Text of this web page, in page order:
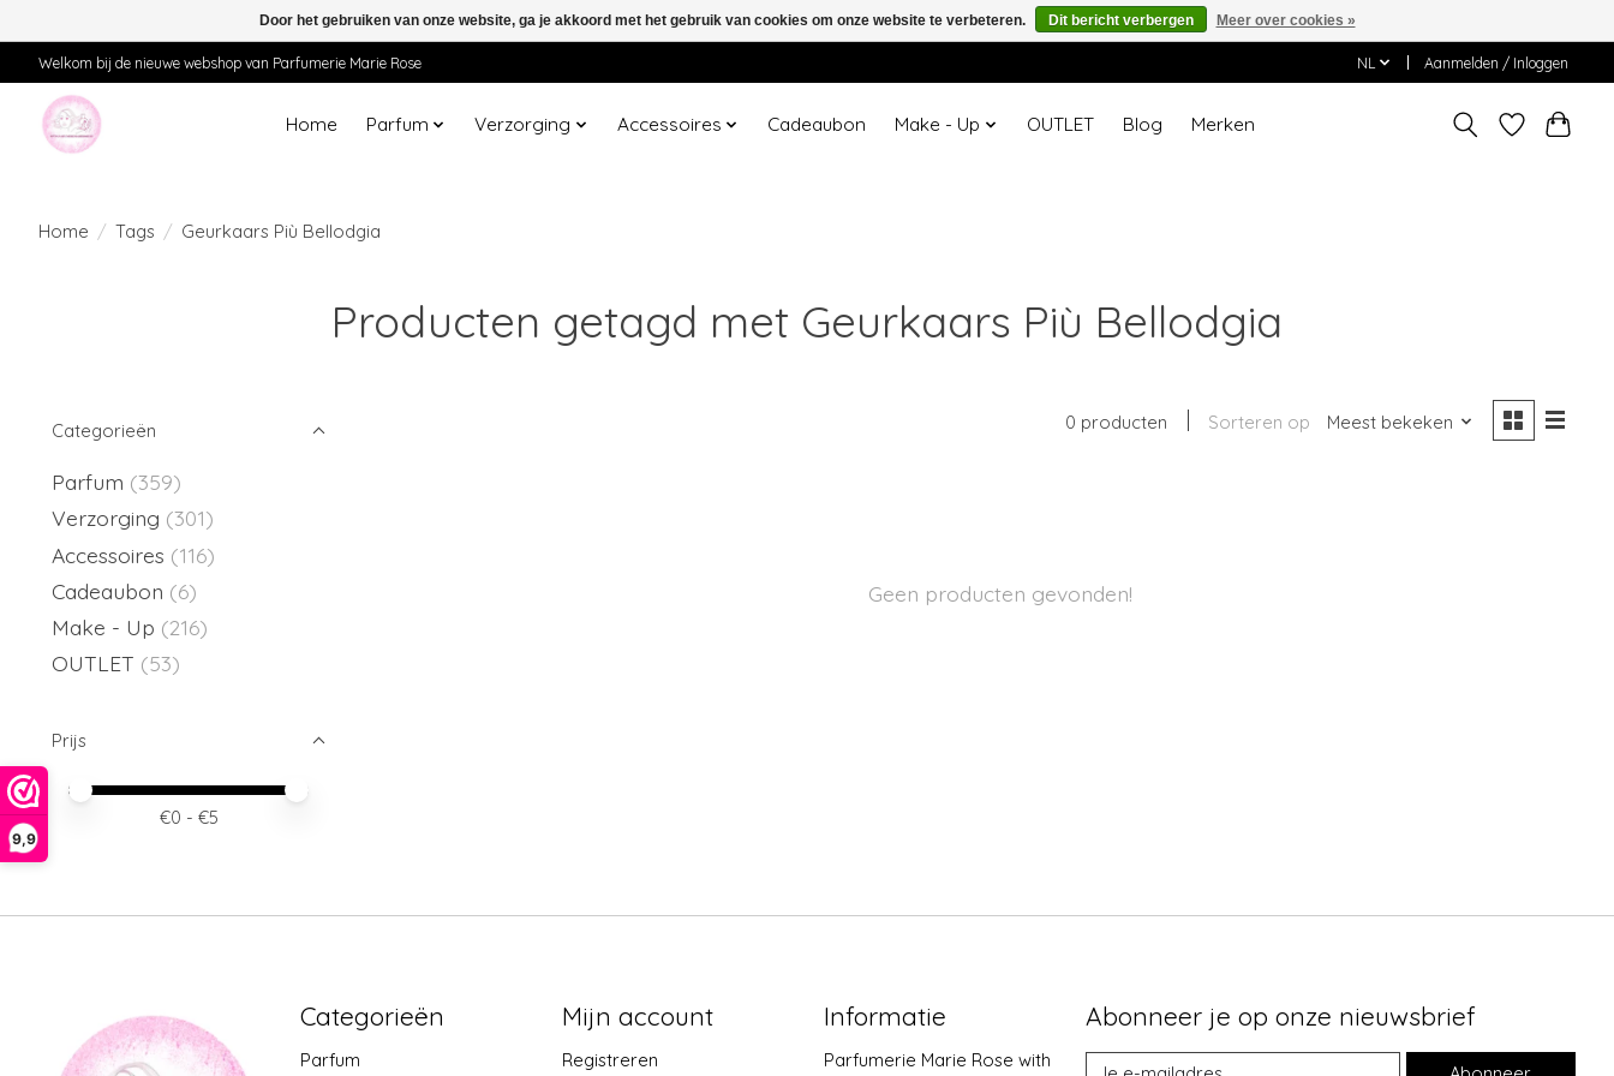
9,9
Welkom bij de nieuwe webshop van Parfumerie Marie Rose NL Aanmelden / Inloggen
Home Parfum Verzorging Accessoires Cadeaubon Make - Up OUTLET Blog Merken
Home / Tags / Geurkaars Più Bellodgia
Producten getagd met Geurkaars Più Bellodgia
Categorieën
Parfum (359)
Verzorging (301)
Accessoires (116)
Cadeaubon (6)
Make - Up (216)
OUTLET (53)
Prijs
Minimale prijswaarde
Price maximum value
€0 - €5
0 producten Sorteren op Meest bekeken
Geen producten gevonden!
Categorieën
Parfum
Mijn account
Registreren
Informatie
Parfumerie Marie Rose with
Abonneer je op onze nieuwsbrief
Door het gebruiken van onze website, ga je akkoord met het gebruik van cookies om onze website te verbeteren. Dit bericht verbergen Meer over cookies »